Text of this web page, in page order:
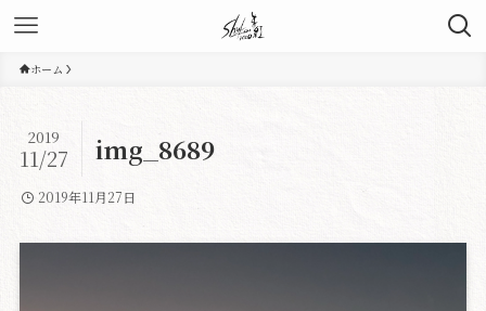
ホーム
img_8689
2019
11/27
2019年11月27日